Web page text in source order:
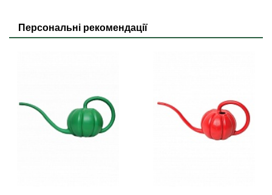
Персональні рекомендації